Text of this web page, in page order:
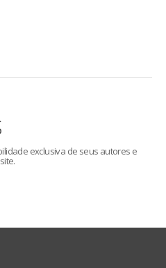
exclusiva de seus autores e